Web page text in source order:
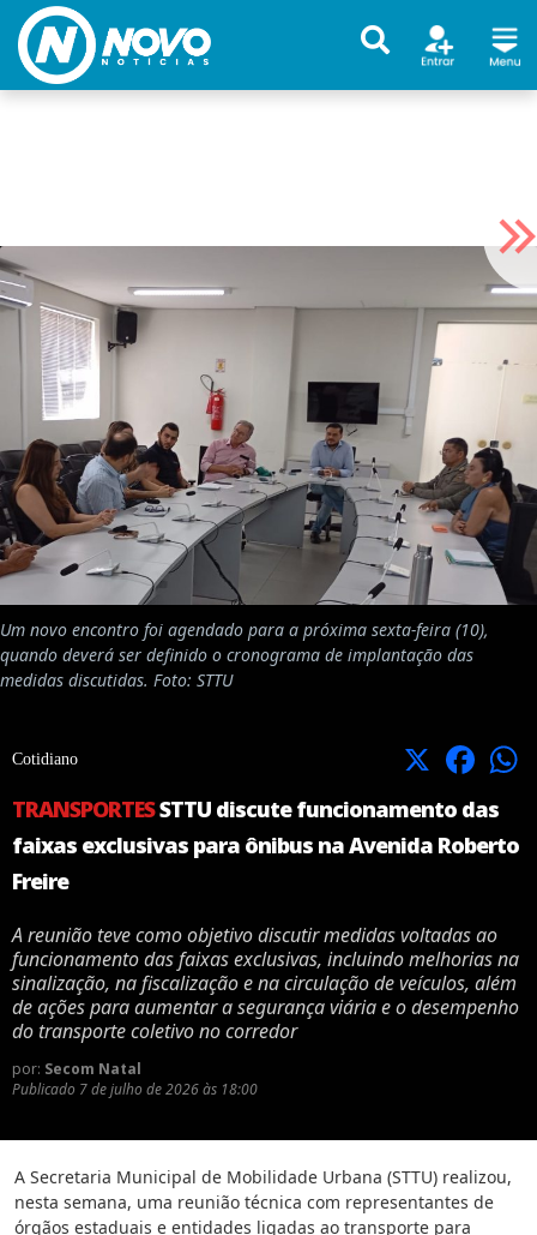
Um novo encontro foi agendado para a próxima sexta-feira (10),
quando deverá ser definido o cronograma de implantação das
medidas discutidas. Foto: STTU
Cotidiano X Facebook
TRANSPORTESSTTU discute funcionamento das
faixas exclusivas para ônibus na Avenida Roberto
Freire
A reunião teve como objetivo discutir medidas voltadas ao
funcionamento das faixas exclusivas, incluindo melhorias na
sinalização, na fiscalização e na circulação de veículos, além
de ações para aumentar a segurança viária e o desempenho
do transporte coletivo no corredor
por: Secom Natal
Publicado 7 de julho de 2026 às 18:00
A Secretaria Municipal de Mobilidade Urbana (STTU) realizou,
nesta semana, uma reunião técnica com representantes de
órgãos estaduais e entidades ligadas ao transporte para